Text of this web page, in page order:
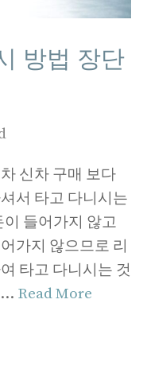
방법 장단
신차 구매 보다
서 타고 다니시는
들어가지 않고
가지 않으므로 리
타고 다니시는 것
… Read More